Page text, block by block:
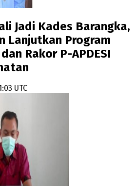
Jadi Kades Barangka,
Lanjutkan Program
Rakor P-APDESI
UTC